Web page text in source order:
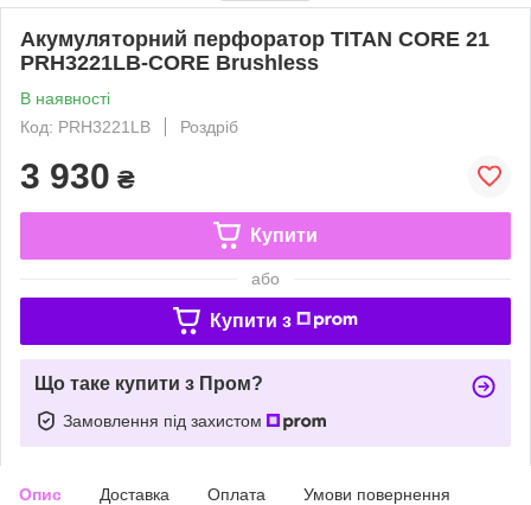
Акумуляторний перфоратор TITAN CORE 21
PRH3221LB-CORE Brushless
В наявності
Код: PRH3221LB
Роздріб
3 930 ₴
Купити
або
Купити з
Що таке купити з Пром?
Замовлення під захистом
Опис Доставка Оплата Умови повернення